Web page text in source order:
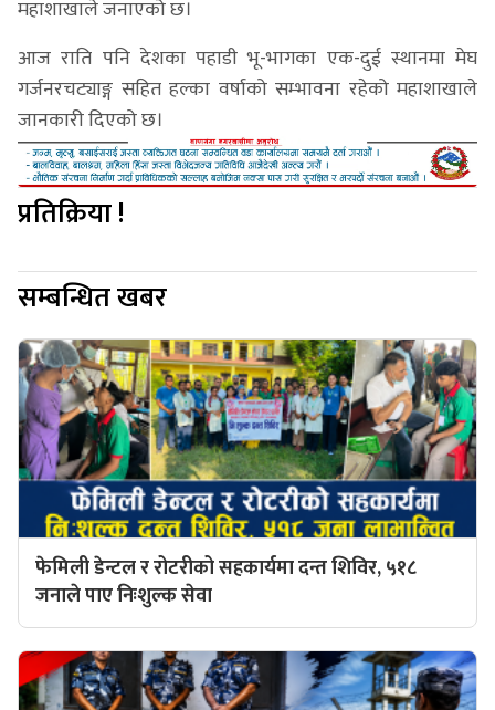
महाशाखाले जनाएको छ।
आज राति पनि देशका पहाडी भू-भागका एक-दुई स्थानमा मेघ
गर्जनरचट्याङ्ग सहित हल्का वर्षाको सम्भावना रहेको महाशाखाले
जानकारी दिएको छ।
प्रतिक्रिया !
सम्बन्धित खबर
फेमिली डेन्टल र रोटरीको सहकार्यमा दन्त शिविर, ५१८
जनाले पाए निःशुल्क सेवा